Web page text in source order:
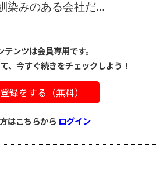
染みのある会社だ...
テンツは会員専用です。
、今すぐ続きをチェックしよう！
録をする（無料）
はこちらから ログイン